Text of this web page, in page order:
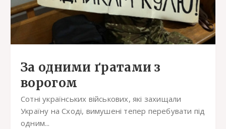
За одними ґратами з
ворогом
Сотні українських військових, які захищали
Україну на Сході, вимушені тепер перебувати під
одним...